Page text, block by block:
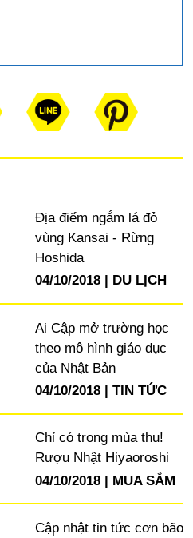
Địa điểm ngắm lá đỏ
vùng Kansai - Rừng
Hoshida
04/10/2018
DU LỊCH
Ai Cập mở trường học
theo mô hình giáo dục
của Nhật Bản
04/10/2018
TIN TỨC
Chỉ có trong mùa thu!
Rượu Nhật Hiyaoroshi
04/10/2018
MUA SẮM
Cập nhật tin tức cơn bão